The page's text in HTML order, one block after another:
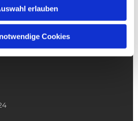
erlauben
Cookies